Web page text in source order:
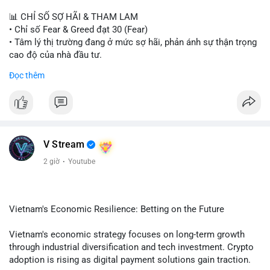
📊 CHỈ SỐ SỢ HÃI & THAM LAM
• Chỉ số Fear & Greed đạt 30 (Fear)
• Tâm lý thị trường đang ở mức sợ hãi, phản ánh sự thận trọng
cao độ của nhà đầu tư.
📈 XU HƯỚNG TÌM KIẾM & THẢO LUẬN
CASHCAT, CRO.
• Google Trends Việt Nam: Giá vàng thế giới, Giải bóng đá
Ngoại hạng Anh, Tin 24h, Trường đại học.
hơn nhiều so với kỳ vọng.
tháng 9; Thượng nghị sĩ Warren yêu cầu luật pháp không do
ngành crypto tự viết.
• Binance Square: Cộng đồng tập trung thảo luận về các lệnh
Đọc thêm
V Stream
2 giờ · Youtube
Vietnam's Economic Resilience: Betting on the Future
Vietnam's economic strategy focuses on long-term growth
through industrial diversification and tech investment. Crypto
adoption is rising as digital payment solutions gain traction.